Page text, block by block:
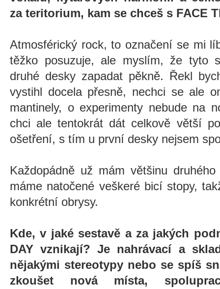
za teritorium, kam se chceš s FACE
Atmosférický rock, to označení se mi
těžko posuzuje, ale myslím, že tyto
druhé desky zapadat pěkně. Řekl
vystihl docela přesně, nechci se ale
mantinely, o experimenty nebude na
chci ale tentokrát dát celkově větší
ošetření, s tím u první desky nejsem
Každopádně už mám většinu
máme natočené veškeré bicí stopy,
konkrétní obrysy.
Kde, v jaké sestavě a za jakých
DAY vznikají? Je nahrávací a
nějakými stereotypy nebo se spíš
zkoušet nová místa,